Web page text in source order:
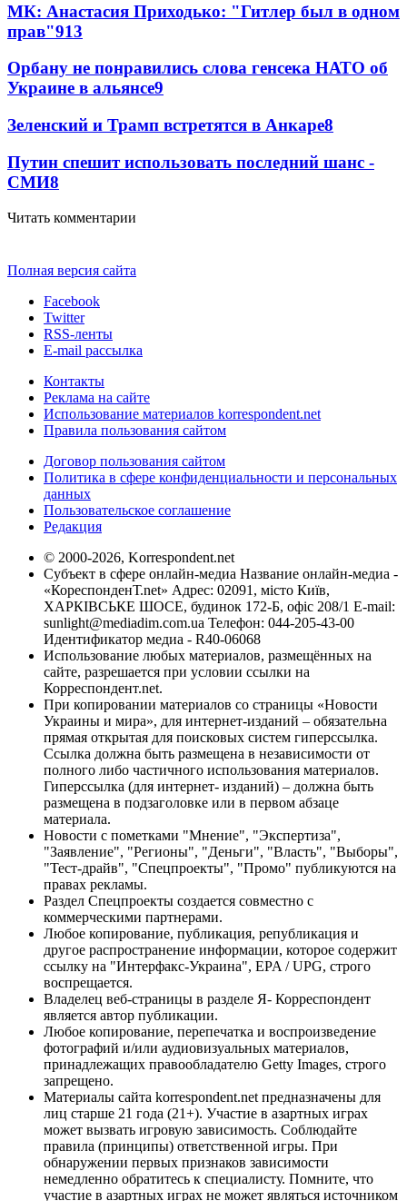
МК: Анастасия Приходько: "Гитлер был в одном
прав"913
Орбану не понравились слова генсека НАТО об
Украине в альянсе9
Зеленский и Трамп встретятся в Анкаре8
Путин спешит использовать последний шанс -
СМИ8
Читать комментарии
Полная версия сайта
Facebook
Twitter
RSS-ленты
E-mail рассылка
Контакты
Реклама на сайте
Использование материалов korrespondent.net
Правила пользования сайтом
Договор пользования сайтом
Политика в сфере конфиденциальности и персональных
данных
Пользовательское соглашение
Редакция
© 2000-2026, Korrespondent.net
Субъект в сфере онлайн-медиа Название онлайн-медиа -
«КореспонденТ.net» Адрес: 02091, місто Київ,
ХАРКІВСЬКЕ ШОСЕ, будинок 172-Б, офіс 208/1 E-mail:
sunlight@mediadim.com.ua Телефон: 044-205-43-00
Идентификатор медиа - R40-06068
Использование любых материалов, размещённых на
сайте, разрешается при условии ссылки на
Корреспондент.net.
При копировании материалов со страницы «Новости
Украины и мира», для интернет-изданий – обязательна
прямая открытая для поисковых систем гиперссылка.
Ссылка должна быть размещена в независимости от
полного либо частичного использования материалов.
Гиперссылка (для интернет- изданий) – должна быть
размещена в подзаголовке или в первом абзаце
материала.
Новости с пометками "Мнение", "Экспертиза",
"Заявление", "Регионы", "Деньги", "Власть", "Выборы",
"Тест-драйв", "Спецпроекты", "Промо" публикуются на
правах рекламы.
Раздел Спецпроекты создается совместно с
коммерческими партнерами.
Любое копирование, публикация, републикация и
другое распространение информации, которое содержит
ссылку на "Интерфакс-Украина", EPA / UPG, строго
воспрещается.
Владелец веб-страницы в разделе Я- Корреспондент
является автор публикации.
Любое копирование, перепечатка и воспроизведение
фотографий и/или аудиовизуальных материалов,
принадлежащих правообладателю Getty Images, строго
запрещено.
Материалы сайта korrespondent.net предназначены для
лиц старше 21 года (21+). Участие в азартных играх
может вызвать игровую зависимость. Соблюдайте
правила (принципы) ответственной игры. При
обнаружении первых признаков зависимости
немедленно обратитесь к специалисту. Помните, что
участие в азартных играх не может являться источником